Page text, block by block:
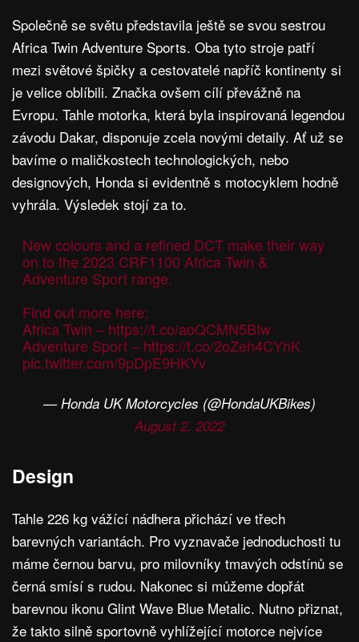
Společně se světu představila ještě se svou sestrou
Africa Twin Adventure Sports. Oba tyto stroje patří
mezi světové špičky a cestovatelé napříč kontinenty si
je velice oblíbili. Značka ovšem cílí převážně na
Evropu. Tahle motorka, která byla inspirovaná legendou
závodu Dakar, disponuje zcela novými detaily. Ať už se
bavíme o maličkostech technologických, nebo
designových, Honda si evidentně s motocyklem hodně
vyhrála. Výsledek stojí za to.
New colours and a refined DCT make their way
on to the 2023 CRF1100 Africa Twin &
Adventure Sport range.
Find out more here;
Africa Twin – https://t.co/aoQCMN5BIw
Adventure Sport – https://t.co/2oZeh4CYhK
pic.twitter.com/9pDpE9HKYv
— Honda UK Motorcycles (@HondaUKBikes)
August 2, 2022
Design
Tahle 226 kg vážící nádhera přichází ve třech
barevných variantách. Pro vyznavače jednoduchosti tu
máme černou barvu, pro milovníky tmavých odstínů se
černá smísí s rudou. Nakonec si můžeme dopřát
barevnou ikonu Glint Wave Blue Metalic. Nutno přiznat,
že takto silně sportovně vyhlížející motorce nejvíce